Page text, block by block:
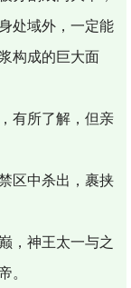
处域外，一定能
构成的巨大面
有所了解，但亲
区中杀出，裹挟
，神王太一与之
。